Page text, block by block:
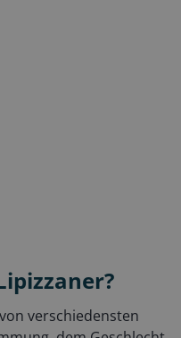
verschiedensten